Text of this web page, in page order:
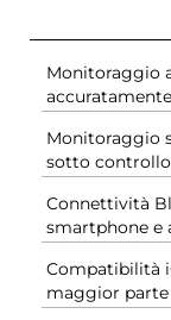
Monitoraggio
Monitoraggio
sotto controllo
Connettività
smartphone e
Compatibilità
maggior